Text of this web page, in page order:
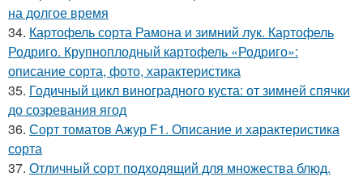
на долгое время
34. Картофель сорта Рамона и зимний лук. Картофель
Родриго. Крупноплодный картофель «Родриго»:
описание сорта, фото, характеристика
35. Годичный цикл виноградного куста: от зимней спячки
до созревания ягод
36. Сорт томатов Ажур F1. Описание и характеристика
сорта
37. Отличный сорт подходящий для множества блюд.